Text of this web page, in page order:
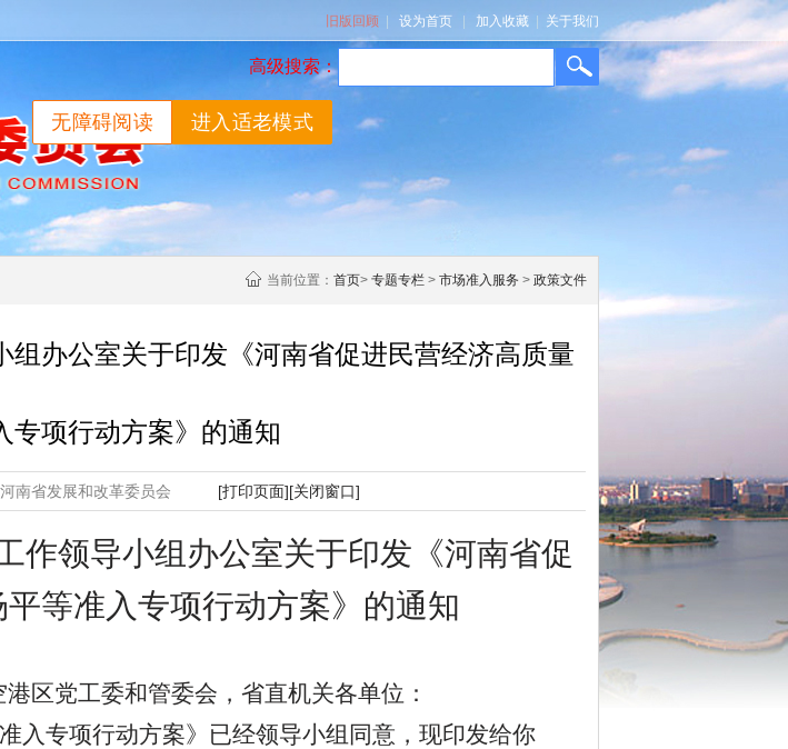
旧版回顾 设为首页 加入收藏 关于我们
高级搜索：
无障碍阅读 进入适老模式
当前位置： 首页> 专题专栏 > 市场准入服务 > 政策文件
办公室关于印发《河南省促进民营经济高质量
专项行动方案》的通知
南省发展和改革委员会 [打印页面][关闭窗口]
作领导小组办公室关于印发《河南省促
等准入专项行动方案》的通知
区党工委和管委会，省直机关各单位：
入专项行动方案》已经领导小组同意，现印发给你